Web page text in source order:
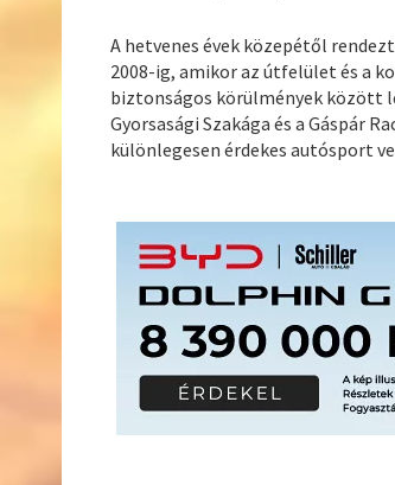
A hetvenes évek közepétől
2008-ig, amikor az útfelület és a
biztonságos körülmények között
Gyorsasági Szakága és a Gáspár
különlegesen érdekes autósport